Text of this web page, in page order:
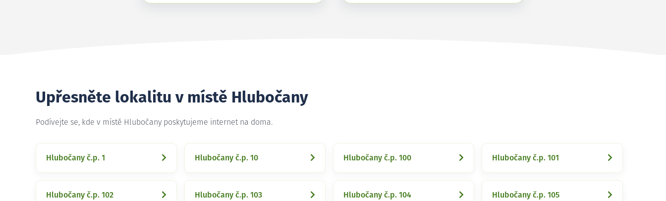
Upřesněte lokalitu v místě Hlubočany
Podívejte se, kde v místě Hlubočany poskytujeme internet na doma.
Hlubočany č.p. 1 Hlubočany č.p. 10 Hlubočany č.p. 100 Hlubočany č.p. 101
Hlubočany č.p. 102 Hlubočany č.p. 103 Hlubočany č.p. 104 Hlubočany č.p. 105